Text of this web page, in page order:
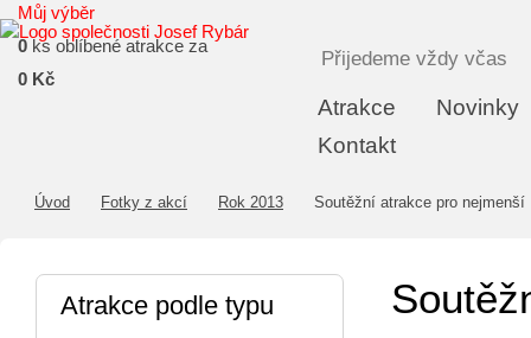
Atrakce
Novinky
Kontakt
Můj výběr
0 ks oblíbené atrakce za
0 Kč
Přijedeme vždy včas
Úvod Fotky z akcí Rok 2013 Soutěžní atrakce pro nejmenší
Atrakce podle typu